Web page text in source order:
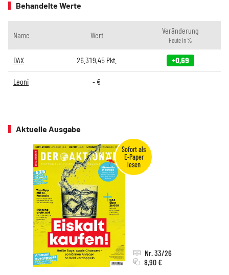
Behandelte Werte
Name Wert Veränderung
Heute in %
DAX 26.319,45 Pkt. +0,69
Leoni - €
Aktuelle Ausgabe
Nr. 33/26
8,90 €